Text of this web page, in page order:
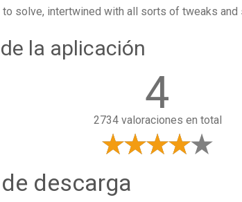
solve, intertwined with all sorts of tweaks and
la aplicación
4
2734 valoraciones en total
descarga